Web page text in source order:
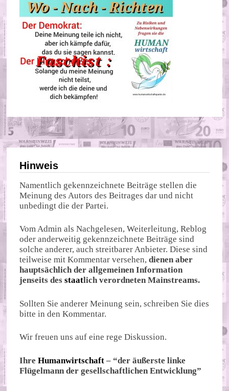
Hinweis
Namentlich gekennzeichnete Beiträge stellen die
Meinung des Autors des Beitrages dar und nicht
unbedingt die der Partei.
Vom Admin als Nachgelesen, Weiterleitung, Reblog
oder anderweitig gekennzeichnete Beiträge sind
solche anderer, auch streitbarer Anbieter. Diese sind
teilweise mit Kommentar versehen,dienen aber
hauptsächlich der allgemeinen Information
jenseits desstaatlich verordneten Mainstreams.
Sollten Sie anderer Meinung sein, schreiben Sie dies
bitte in den Kommentar.
Wir freuen uns auf eine rege Diskussion.
IhreHumanwirtschaft – “der äußerste linke
Flügelmann der gesellschaftlichen Entwicklung”